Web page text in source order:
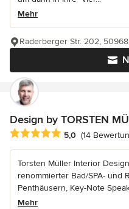
Mehr
Raderberger Str. 202,
Design by TORSTEN
Durchschnittliche
5,0 (14
Torsten Müller Interior
renommierter Bad/SPA- und
Penthäusern, Key-Note
Mehr